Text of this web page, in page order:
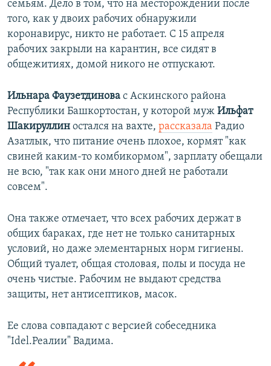
семьям. Дело в том, что на месторождении после
того, как у двоих рабочих обнаружили
коронавирус, никто не работает. С 15 апреля
рабочих закрыли на карантин, все сидят в
общежитиях, домой никого не отпускают.
Ильнара Фаузетдинова с Аскинского района
Республики Башкортостан, у которой муж Ильфат
Шакируллин остался на вахте, рассказала Радио
Азатлык, что питание очень плохое, кормят "как
свиней каким-то комбикормом", зарплату обещали
не всю, "так как они много дней не работали
совсем".
Она также отмечает, что всех рабочих держат в
общих бараках, где нет не только санитарных
условий, но даже элементарных норм гигиены.
Общий туалет, общая столовая, полы и посуда не
очень чистые. Рабочим не выдают средства
защиты, нет антисептиков, масок.
Ее слова совпадают с версией собеседника
"Idel.Реалии" Вадима.